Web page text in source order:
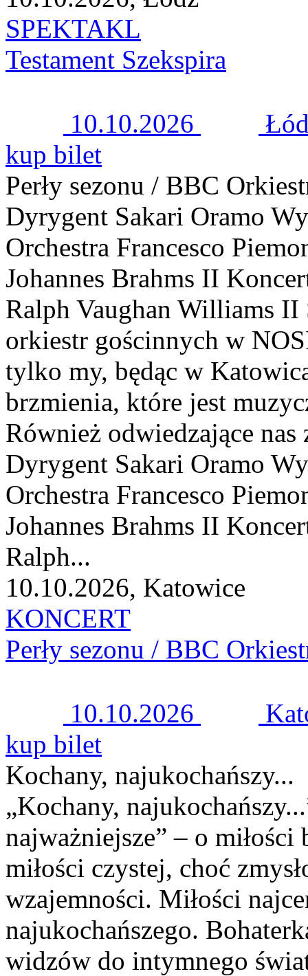
SPEKTAKL
Testament Szekspira
10.10.2026
kup bilet
Perły sezonu / BBC
Dyrygent Sakari Oramo
Orchestra Francesco
Johannes Brahms II
Ralph Vaughan Williams
orkiestr gościnnych w
tylko my, będąc w
brzmienia, które jest
Również odwiedzające nas
Dyrygent Sakari Oramo
Orchestra Francesco
Johannes Brahms II
Ralph...
10.10.2026, Katowice
KONCERT
Perły sezonu / BBC
10.10.2026
kup bilet
Kochany, najukochańszy...
„Kochany,
najważniejsze” – o
miłości czystej, choć
wzajemności. Miłości
najukochańszego.
widzów do intymnego